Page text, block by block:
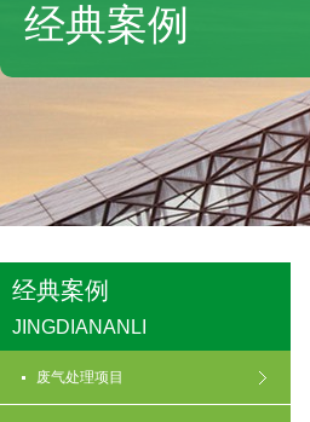
经典案例
经典案例
JINGDIANANLI
废气处理项目